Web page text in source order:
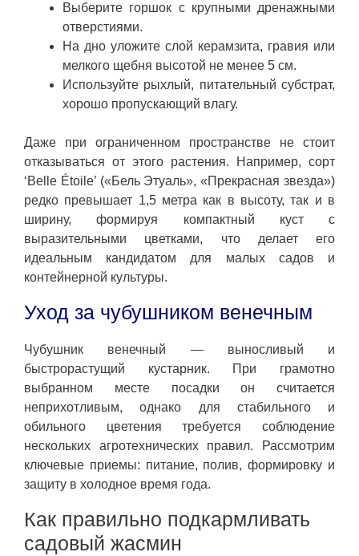
Выберите горшок с крупными дренажными
отверстиями.
На дно уложите слой керамзита, гравия или
мелкого щебня высотой не менее 5 см.
Используйте рыхлый, питательный субстрат,
хорошо пропускающий влагу.
Даже при ограниченном пространстве не стоит
отказываться от этого растения. Например, сорт
‘Belle Étoile’ («Бель Этуаль», «Прекрасная звезда»)
редко превышает 1,5 метра как в высоту, так и в
ширину, формируя компактный куст с
выразительными цветками, что делает его
идеальным кандидатом для малых садов и
контейнерной культуры.
Уход за чубушником венечным
Чубушник венечный — выносливый и
быстрорастущий кустарник. При грамотно
выбранном месте посадки он считается
неприхотливым, однако для стабильного и
обильного цветения требуется соблюдение
нескольких агротехнических правил. Рассмотрим
ключевые приемы: питание, полив, формировку и
защиту в холодное время года.
Как правильно подкармливать
садовый жасмин